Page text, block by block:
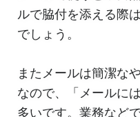
ルで脇付を添える際
でしょう。
またメールは簡潔な
なので、「メールに
多いです。業務など